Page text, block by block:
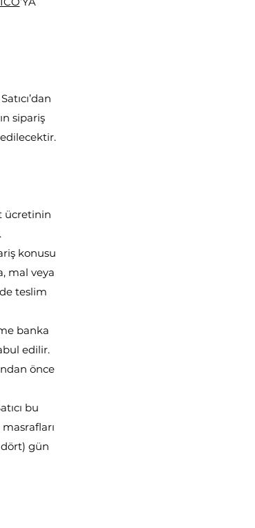
sipariş
ücretinin
konusu
mal veya
teslim
banka
edilir.
önce
bu
gün